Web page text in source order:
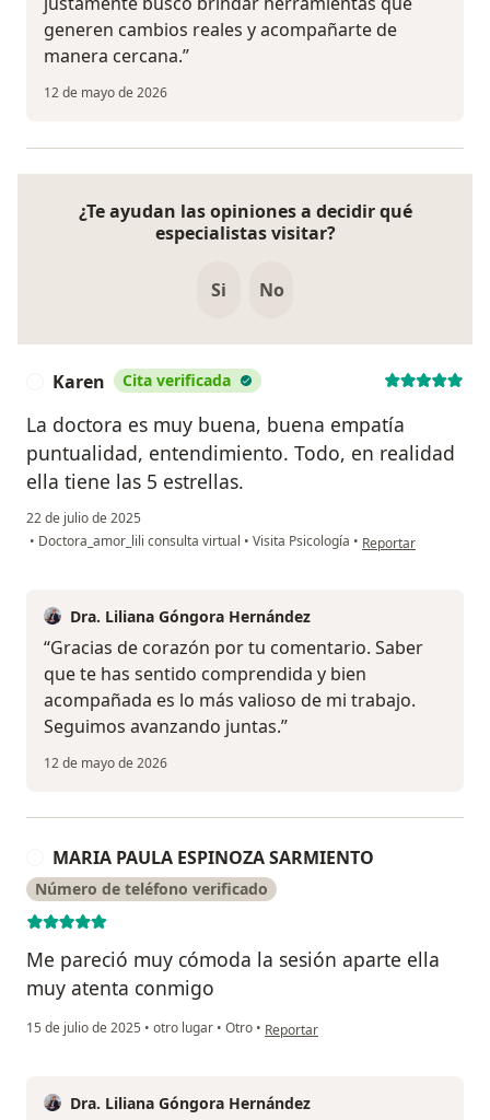
generen cambios reales y acompañarte de
manera cercana.”
12 de mayo de 2026
¿Te ayudan las opiniones a decidir qué
especialistas visitar?
Si No
Karen Cita verificada
La doctora es muy buena, buena empatía
puntualidad, entendimiento. Todo, en realidad
ella tiene las 5 estrellas.
22 de julio de 2025
• Doctora_amor_lili consulta virtual • Visita Psicología • en opinión del
Reportar
Dra. Liliana Góngora Hernández
“Gracias de corazón por tu comentario. Saber
que te has sentido comprendida y bien
acompañada es lo más valioso de mi trabajo.
Seguimos avanzando juntas.”
12 de mayo de 2026
MARIA PAULA ESPINOZA SARMIENTO
Número de teléfono verificado
Me pareció muy cómoda la sesión aparte ella
muy atenta conmigo
15 de julio de 2025 • otro lugar • Otro • en opinión del usuario MARIA PAULA
Reportar
Dra. Liliana Góngora Hernández